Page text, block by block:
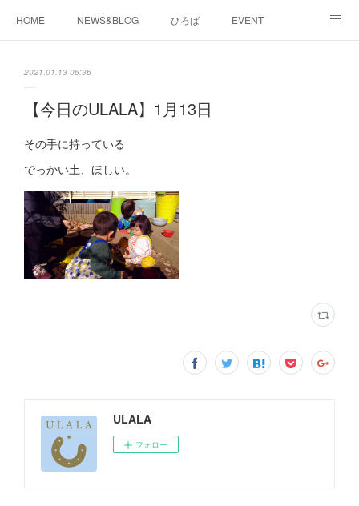
HOME NEWS&BLOG ひろば EVENT
2021.01.13 06:36
【今日のULALA】1月13日
その手に持っている
でっかい土、ほしい。
ULALA
フォロー